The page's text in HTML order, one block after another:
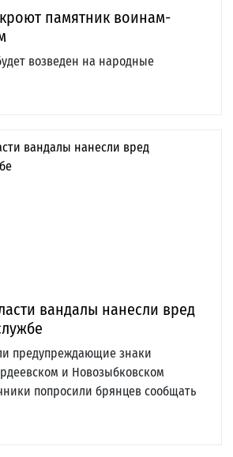
памятник воинам-
возведен на народные
вандалы нанесли вред
предупреждающие знаки
и Новозыбковском
попросили брянцев сообщать